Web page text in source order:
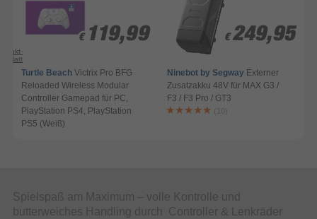
€ 119,99
€ 119,99
Turtle Beach Victrix Pro BFG
Reloaded Wireless Modular
Controller Gamepad für PC,
PlayStation PS4, PlayStation
PS5 (Weiß)
€ 249,95
€ 249,95
Ninebot by Segway Externer
Zusatzakku 48V für MAX G3 /
F3 / F3 Pro / GT3
(10)
Spielspaß am Maximum – volle Kontrolle und
butterweiches Handling durch Controller & Lenkräder